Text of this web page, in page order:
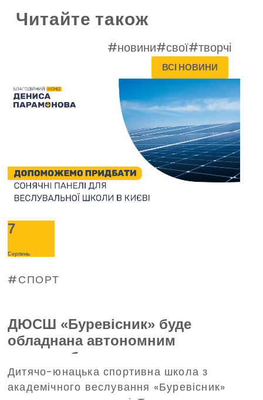
Читайте також
#новини#свої#творчі
ВСІ НОВИНИ
7
Серпень
СПОРТ
ДЮСШ «Буревісник» буде
обладнана автономним
енергозабезпеченням —
допоможе в цьому Благодійний
фонд Дениса Парамонова
Дитячо-юнацька спортивна школа з
академічного веслування «Буревісник»